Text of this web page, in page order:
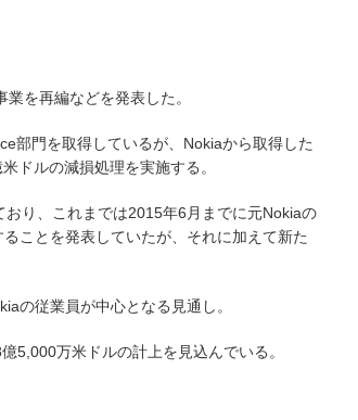
を再編などを発表した。
部門を取得しているが、Nokiaから取得した
ドルの減損処理を実施する。
り、これまでは2015年6月までに元Nokiaの
ことを発表していたが、それに加えて新た
の従業員が中心となる見通し。
5,000万米ドルの計上を見込んでいる。